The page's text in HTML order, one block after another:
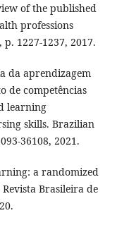
of the published
professions
1227-1237, 2017.
da aprendizagem
de competências
learning
skills. Brazilian
36108, 2021.
a randomized
Brasileira de